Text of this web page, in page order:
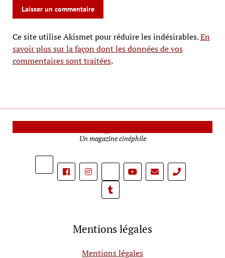
Ce site utilise Akismet pour réduire les indésirables.En
savoir plus sur la façon dont les données de vos
commentaires sont traitées.
Un magazine cinéphile
phone
Mentions légales
Mentions légales